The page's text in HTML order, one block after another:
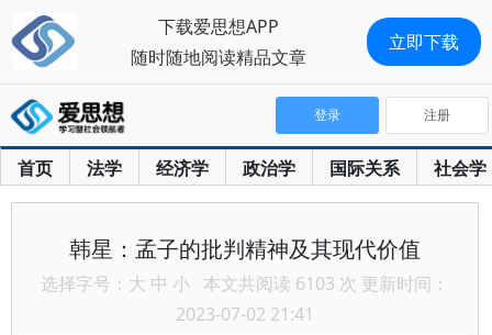
首页 法学 经济学 政治学 国际关系 社会学
登录 注册
韩星：孟子的批判精神及其现代价值
选择字号： 大 中 小 本文共阅读 6103 次 更新时间：
2023-07-02 21:41
下载爱思想APP
随时随地阅读精品文章
立即下载